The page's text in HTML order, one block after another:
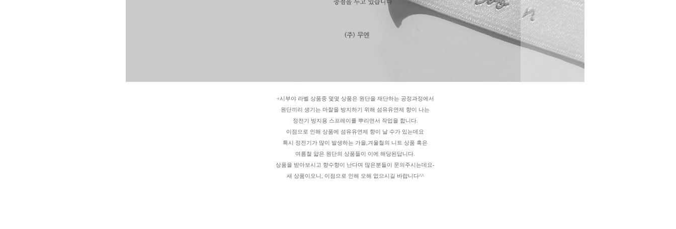
+시부야 라벨 상품중 몇몇 상품은 원단을 재단하는 공정과정에서
원단끼리 생기는 마찰을 방지하기 위해 섬유유연제 향이 나는
정전기 방지용 스프레이를 뿌리면서 작업을 합니다.
이점으로 인해 상품에 섬유유연제 향이 날 수가 있는데요
특시 정전기가 많이 발생하는 가을,겨울철의 니트 상품 혹은
여름철 얇은 원단의 상품들이 이에 해당된답니다.
상품을 받아보시고 향수향이 난다며 많은분들이 문의주시는데요-
새 상품이오니, 이점으로 인해 오해 없으시길 바랍니다^^